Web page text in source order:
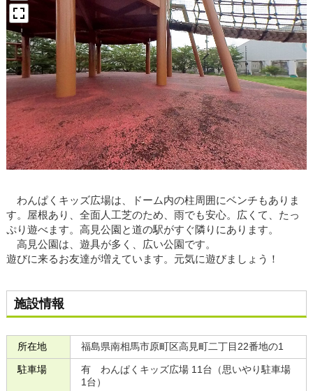
わんぱくキッズ広場は、ドーム内の柱周囲にベンチもありま
す。屋根あり、全面人工芝のため、雨でも安心。広くて、たっ
ぷり遊べます。高見公園と道の駅がすぐ隣りにあります。
高見公園は、遊具が多く、広い公園です。
遊びに来るお友達が増えています。元気に遊びましょう！
施設情報
所在地 福島県南相馬市原町区高見町二丁目22番地の1
駐車場
有 わんぱくキッズ広場 11台（思いやり駐車場
1台）